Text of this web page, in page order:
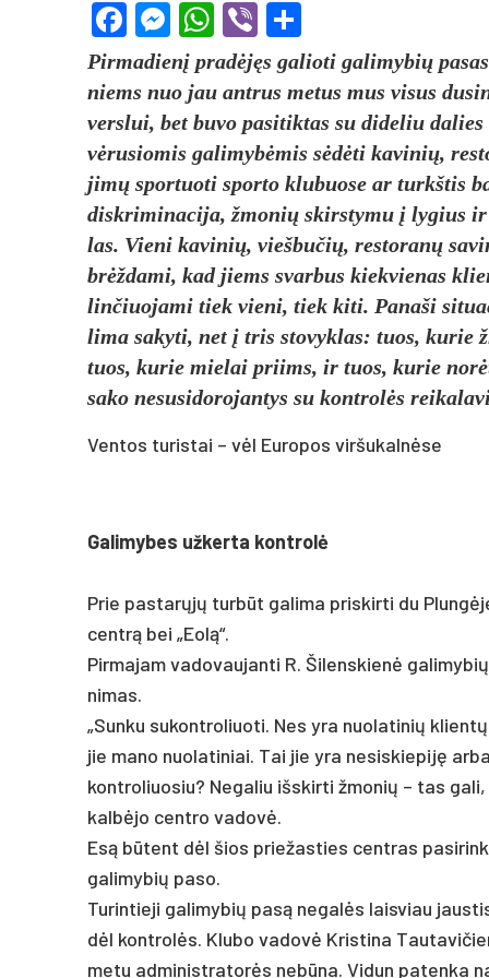
Facebook
Messenger
WhatsApp
Viber
Pir­ma­dienį pra­dėjęs ga­lio­ti ga­li­my­bių
niems nuo jau ant­rus me­tus mus vi­sus
vers­lui, bet bu­vo pa­si­tik­tas su di­de­liu
vėru­sio­mis ga­li­mybė­mis sėdėti ka­vi­nių,
jimų spor­tuo­ti spor­to klu­buo­se ar turkš­tis
disk­ri­mi­na­ci­ja, žmo­nių skirs­ty­mu į ly­gius
las. Vie­ni ka­vi­nių, vieš­bu­čių, res­to­ranų
brėžda­mi, kad jiems svar­bus kiek­vie­nas
lin­čiuo­ja­mi tiek vie­ni, tiek ki­ti. Pa­na­ši
li­ma sa­ky­ti, net į tris sto­vyk­las: tuos, ku­rie
tuos, ku­rie mie­lai priims, ir tuos, ku­rie
sa­ko ne­su­si­do­ro­jan­tys su kont­rolės
Ventos turistai – vėl Europos viršukalnėse
Ga­li­my­bes už­ker­ta kont­rolė
Prie pa­starųjų turbūt ga­li­ma pri­skir­ti du
centrą bei „Eolą“.
Pir­ma­jam va­do­vau­jan­ti R. Ši­lens­kienė
ni­mas.
„Sun­ku su­kont­ro­liuo­ti. Nes yra nuo­la­ti­nių
jie ma­no nuo­la­ti­niai. Tai jie yra ne­si­skie­piję
kont­ro­liuo­siu? Ne­ga­liu išs­kir­ti žmo­nių – tas
kalbė­jo cent­ro va­dovė.
Esą būtent dėl šios prie­žas­ties cent­ras
ga­li­my­bių pa­so.
Tu­rin­tie­ji ga­li­my­bių pa­są ne­galės lais­viau
dėl kont­rolės. Klu­bo va­dovė Kris­ti­na
me­tu ad­mi­nist­ra­torės ne­būna. Vi­dun pa­ten­ka